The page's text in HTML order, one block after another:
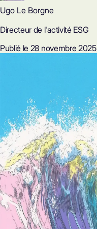
Ugo Le Borgne
Directeur de l'activité ESG
Publié le 28 novembre 2025